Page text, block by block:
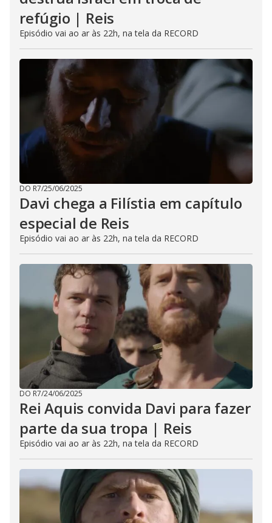
refúgio | Reis
Episódio vai ao ar às 22h, na tela da RECORD
DO R7/25/06/2025
Davi chega a Filístia em capítulo
especial de Reis
Episódio vai ao ar às 22h, na tela da RECORD
DO R7/24/06/2025
Rei Aquis convida Davi para fazer
parte da sua tropa | Reis
Episódio vai ao ar às 22h, na tela da RECORD